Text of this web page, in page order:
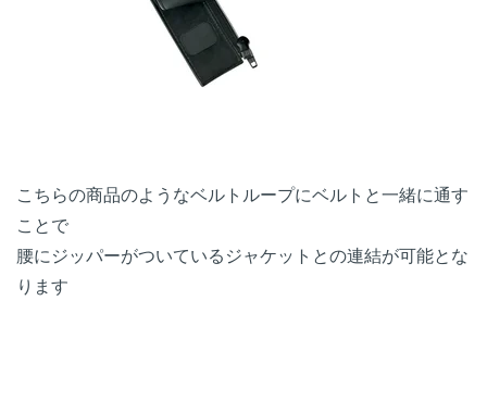
こちらの商品のようなベルトループにベルトと一緒に通す
ことで
腰にジッパーがついているジャケットとの連結が可能とな
ります